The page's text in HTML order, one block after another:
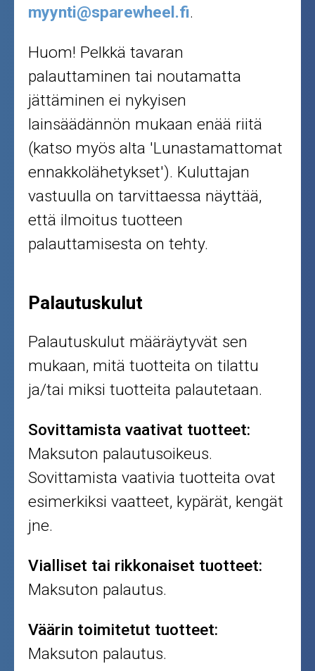
myynti@sparewheel.fi.
Huom! Pelkkä tavaran
palauttaminen tai noutamatta
jättäminen ei nykyisen
lainsäädännön mukaan enää riitä
(katso myös alta 'Lunastamattomat
ennakkolähetykset'). Kuluttajan
vastuulla on tarvittaessa näyttää,
että ilmoitus tuotteen
palauttamisesta on tehty.
Palautuskulut
Palautuskulut määräytyvät sen
mukaan, mitä tuotteita on tilattu
ja/tai miksi tuotteita palautetaan.
Sovittamista vaativat tuotteet:
Maksuton palautusoikeus.
Sovittamista vaativia tuotteita ovat
esimerkiksi vaatteet, kypärät, kengät
jne.
Vialliset tai rikkonaiset tuotteet:
Maksuton palautus.
Väärin toimitetut tuotteet:
Maksuton palautus.